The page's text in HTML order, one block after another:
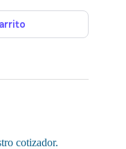
cotizador.